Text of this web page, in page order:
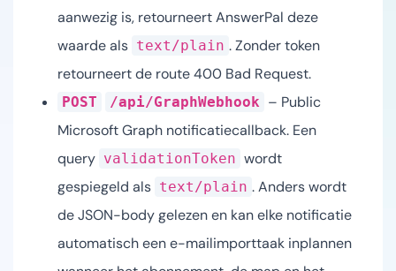
aanwezig is, retourneert AnswerPal deze
waarde als text/plain . Zonder token
retourneert de route 400 Bad Request.
POST /api/GraphWebhook – Public
Microsoft Graph notificatiecallback. Een
query validationToken wordt
gespiegeld als text/plain . Anders wordt
de JSON-body gelezen en kan elke notificatie
automatisch een e-mailimporttaak inplannen